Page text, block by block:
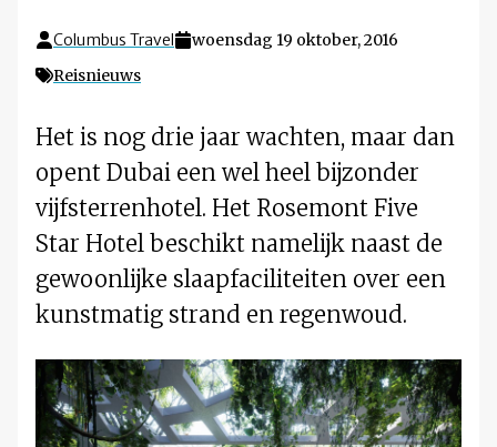
Columbus Travel
woensdag 19 oktober, 2016
Reisnieuws
Het is nog drie jaar wachten, maar dan
opent Dubai een wel heel bijzonder
vijfsterrenhotel. Het Rosemont Five
Star Hotel beschikt namelijk naast de
gewoonlijke slaapfaciliteiten over een
kunstmatig strand en regenwoud.